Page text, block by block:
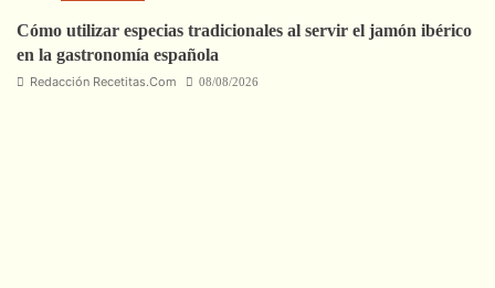
Cómo utilizar especias tradicionales al servir el jamón ibérico
en la gastronomía española
Redacción Recetitas.Com 08/08/2026